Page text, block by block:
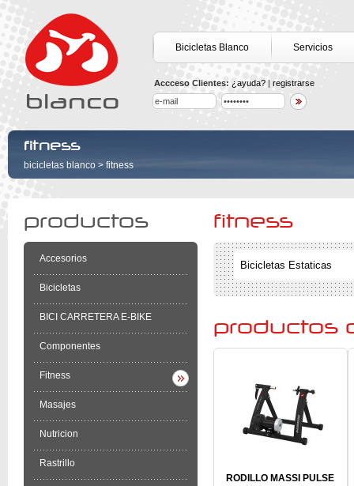
Bicicletas Blanco Servicios
Accceso Clientes: ¿ayuda? | registrarse
fitness
bicicletas blanco > fitness
productos
Accesorios
Bicicletas
BICI CARRETERA E-BIKE
Componentes
Fitness
Masajes
Nutricion
Rastrillo
fitness
Bicicletas Estaticas
productos
RODILLO MASSI PULSE